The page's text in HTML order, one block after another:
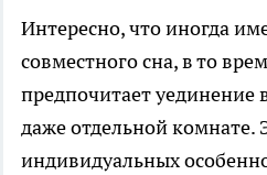
Интересно, что иногда
совместного сна, в то
предпочитает уединение
даже отдельной комнате.
индивидуальных